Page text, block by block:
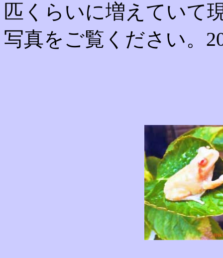
匹くらいに増えていて
写真をご覧くださ